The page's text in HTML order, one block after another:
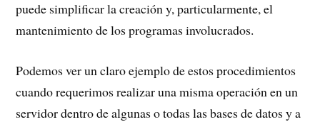
puede simplificar la creación y, particularmente, el
mantenimiento de los programas involucrados.
Podemos ver un claro ejemplo de estos procedimientos
cuando requerimos realizar una misma operación en un
servidor dentro de algunas o todas las bases de datos y a